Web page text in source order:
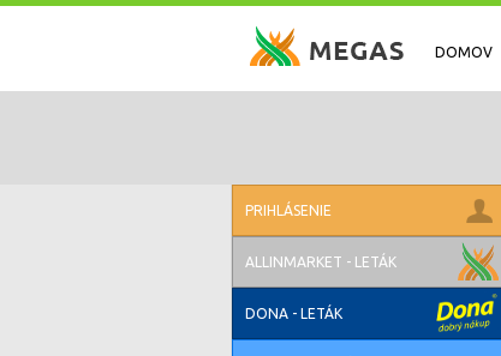
DOMOV
PRIHLÁSENIE
ALLINMARKET - LETÁK
DONA - LETÁK